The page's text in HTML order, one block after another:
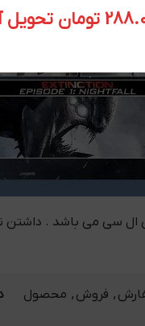
, فروش , محصول